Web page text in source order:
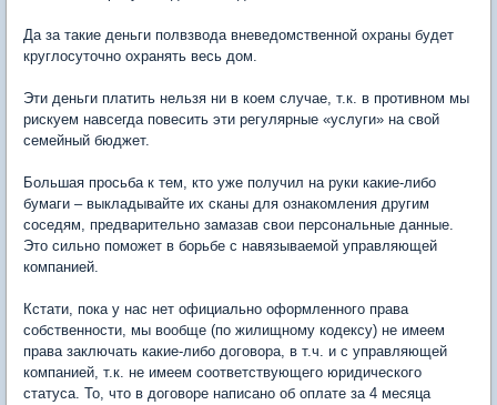
Да за такие деньги полвзвода вневедомственной охраны будет
круглосуточно охранять весь дом.
Эти деньги платить нельзя ни в коем случае, т.к. в противном мы
рискуем навсегда повесить эти регулярные «услуги» на свой
семейный бюджет.
Большая просьба к тем, кто уже получил на руки какие-либо
бумаги – выкладывайте их сканы для ознакомления другим
соседям, предварительно замазав свои персональные данные.
Это сильно поможет в борьбе с навязываемой управляющей
компанией.
Кстати, пока у нас нет официально оформленного права
собственности, мы вообще (по жилищному кодексу) не имеем
права заключать какие-либо договора, в т.ч. и с управляющей
компанией, т.к. не имеем соответствующего юридического
статуса. То, что в договоре написано об оплате за 4 месяца